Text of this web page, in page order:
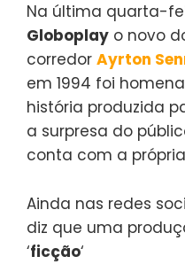
Na última quarta-
Globoplay o novo
corredor Ayrton
em 1994 foi
história produzida
a surpresa do
conta com a própria
Ainda nas redes
diz que uma
‘ficção‘